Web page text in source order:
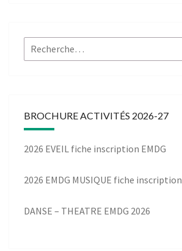
Rechercher :
BROCHURE ACTIVITÉS 2026-27
2026 EVEIL fiche inscription EMDG
2026 EMDG MUSIQUE fiche inscription
DANSE – THEATRE EMDG 2026